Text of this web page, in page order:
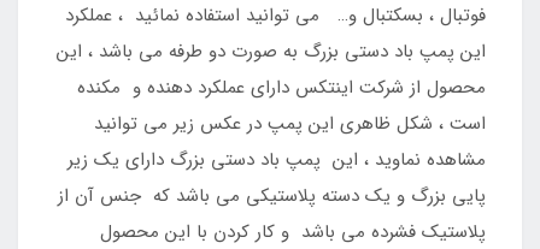
فوتبال ، بسکتبال و… می توانید استفاده نمائید ، عملکرد
این پمپ باد دستی بزرگ به صورت دو طرفه می باشد ، این
محصول از شرکت اینتکس دارای عملکرد دهنده و مکنده
است ، شکل ظاهری این پمپ در عکس زیر می توانید
مشاهده نماوید ، این پمپ باد دستی بزرگ دارای یک زیر
پایی بزرگ و یک دسته پلاستیکی می باشد که جنس آن از
پلاستیک فشرده می باشد و کار کردن با این محصول